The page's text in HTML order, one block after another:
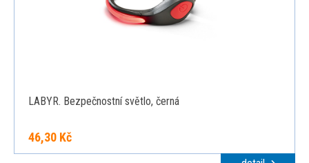
LABYR. Bezpečnostní světlo, černá
46,30 Kč